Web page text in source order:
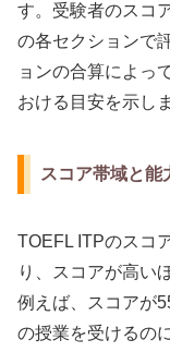
す。受験者のスコ
の各セクションで
ョンの合算によっ
おける目安を示し
スコア帯域と能
TOEFL ITPのスコ
り、スコアが高い
例えば、スコアが
の授業を受けるの